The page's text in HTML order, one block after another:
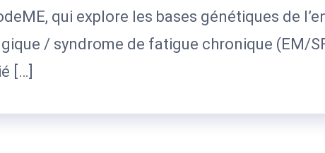
qui explore les bases génétiques de
/ syndrome de fatigue chronique (EM/
[…]